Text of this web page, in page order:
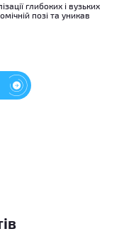
глибоких і вузьких
позі та уникав